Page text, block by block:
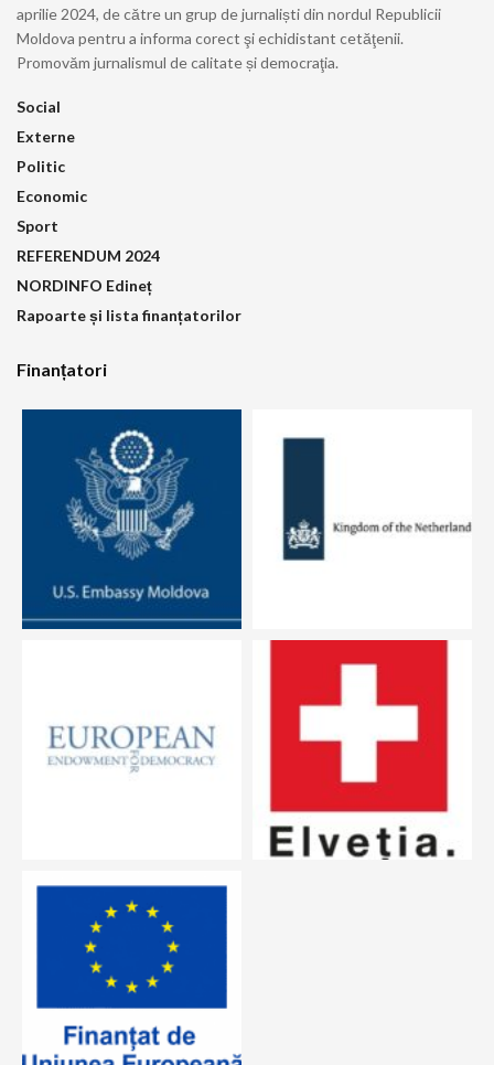
aprilie 2024, de către un grup de jurnaliști din nordul Republicii
Moldova pentru a informa corect şi echidistant cetăţenii.
Promovăm jurnalismul de calitate și democraţia.
Social
Externe
Politic
Economic
Sport
REFERENDUM 2024
NORDINFO Edineț
Rapoarte și lista finanțatorilor
Finanțatori